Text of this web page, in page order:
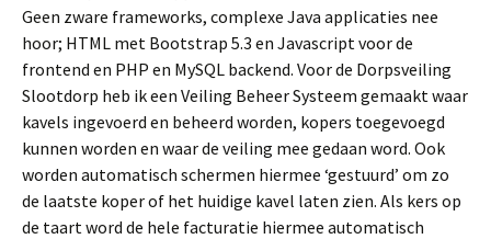
Geen zware frameworks, complexe Java applicaties nee
hoor; HTML met Bootstrap 5.3 en Javascript voor de
frontend en PHP en MySQL backend. Voor de Dorpsveiling
Slootdorp heb ik een Veiling Beheer Systeem gemaakt waar
kavels ingevoerd en beheerd worden, kopers toegevoegd
kunnen worden en waar de veiling mee gedaan word. Ook
worden automatisch schermen hiermee ‘gestuurd’ om zo
de laatste koper of het huidige kavel laten zien. Als kers op
de taart word de hele facturatie hiermee automatisch